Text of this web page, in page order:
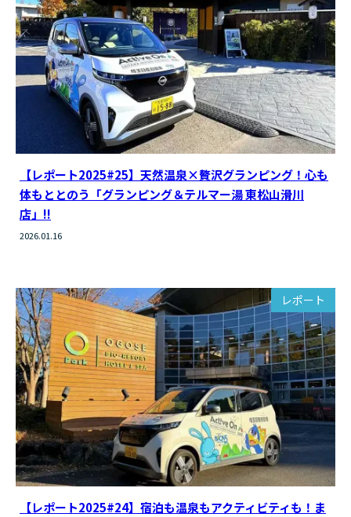
【レポート2025#25】天然温泉×贅沢グランピング！心も
体もととのう「グランピング＆テルマー湯 東松山滑川
店」!!
2026.01.16
レポート
【レポート2025#24】宿泊も温泉もアクティビティも！ま